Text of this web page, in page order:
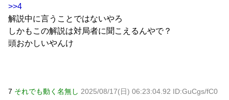
>>4
解説中に言うことではないやろ
しかもこの解説は対局者に聞こえるんやで？
頭おかしいやんけ
7 それでも動く名無し 2025/08/17(日) 06:23:04.92 ID:GuCgs/fC0